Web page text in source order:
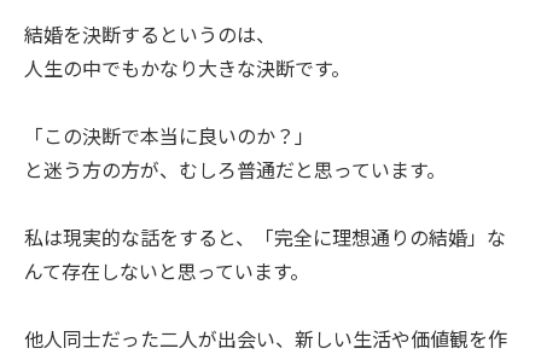
結婚を決断するというのは、
人生の中でもかなり大きな決断です。
「この決断で本当に良いのか？」
と迷う方の方が、むしろ普通だと思っています。
私は現実的な話をすると、「完全に理想通りの結婚」な
んて存在しないと思っています。
他人同士だった二人が出会い、新しい生活や価値観を作